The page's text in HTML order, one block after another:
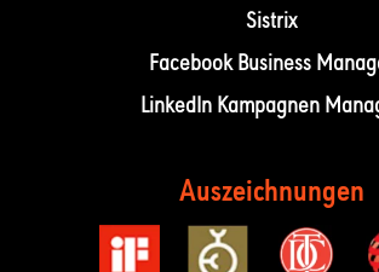
Sistrix
Facebook Business
LinkedIn Kampagnen
Auszeichnungen